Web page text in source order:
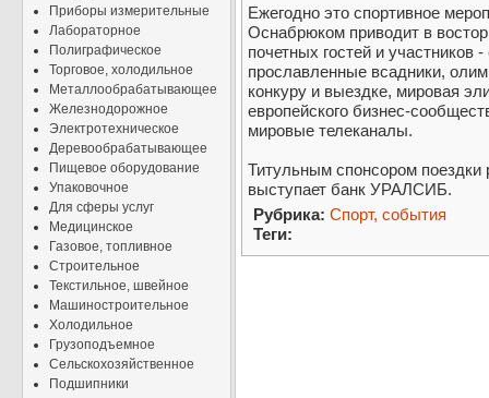
Приборы измерительные
Лабораторное
Полиграфическое
Торговое, холодильное
Металлообрабатывающее
Железнодорожное
Электротехническое
Деревообрабатывающее
Пищевое оборудование
Упаковочное
Для сферы услуг
Медицинское
Газовое, топливное
Строительное
Текстильное, швейное
Машиностроительное
Холодильное
Грузоподъемное
Сельскохозяйственное
Подшипники
Ежегодно это спортивное
Оснабрюком приводит в
почетных гостей и участников
прославленные всадники,
конкуру и выездке, мировая
европейского бизнес-
мировые телеканалы.
Титульным спонсором
выступает банк УРАЛСИБ.
Рубрика: Спорт, события
Теги: